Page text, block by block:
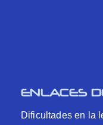
ENLACES
Dificultades en la